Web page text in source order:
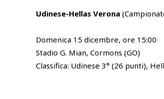
Udinese-Hellas Verona
Domenica 15 dicembre, ore 15:00
Stadio G. Mian, Cormons (GO)
Classifica: Udinese 3° (26 punti),